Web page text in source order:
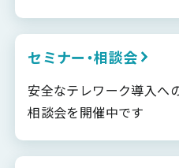
セミナー・相談会
安全なテレワーク導入へ
相談会を開催中です